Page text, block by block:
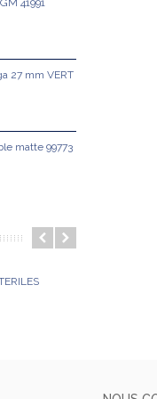
41991
27 mm VERT
matte 99773